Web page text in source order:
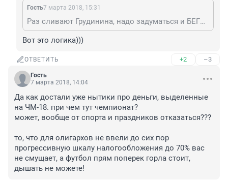
Гость7 марта 2018, 15:31
Раз сливают Грудинина, надо задуматься и БЕГОМ за него голосовать идти!
Вот это логика)))
ОТВЕТИТЬ +2 –3
Гость
7 марта 2018, 14:04
Да как достали уже нытики про деньги, выделенные
на ЧМ-18. при чем тут чемпионат?
может, вообще от спорта и праздников отказаться???
то, что для олигархов не ввели до сих пор
прогрессивную шкалу налогообложения до 70% вас
не смущает, а футбол прям поперек горла стоит,
дышать не можете!